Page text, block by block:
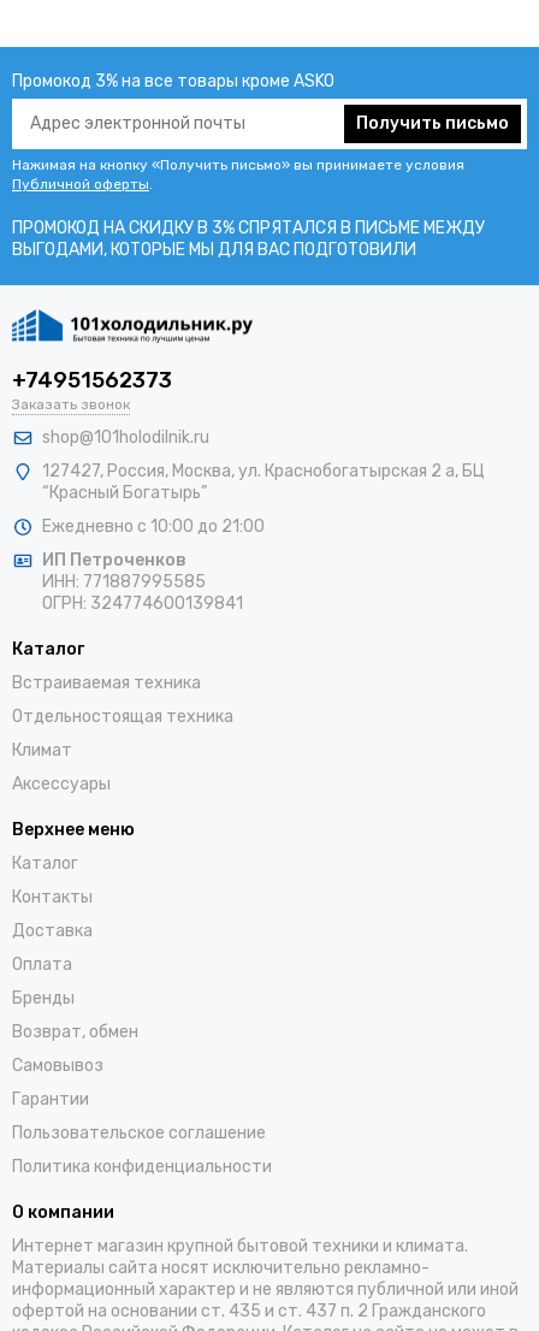
Промокод 3% на все товары кроме ASKO
Получить письмо
Нажимая на кнопку «Получить письмо» вы принимаете условия
Публичной оферты
ПРОМОКОД НА СКИДКУ В 3% СПРЯТАЛСЯ В ПИCЬМЕ МЕЖДУ
ВЫГОДАМИ, КОТОРЫЕ МЫ ДЛЯ ВАС ПОДГОТОВИЛИ
+74951562373
Заказать звонок
shop@101holodilnik.ru
127427, Россия, Москва,ул. Краснобогатырская 2 а, БЦ
“Красный Богатырь”
Ежедневно с 10:00 до 21:00
ИП Петроченков
ИНН: 771887995585
ОГРН: 324774600139841
Каталог
Встраиваемая техника
Отдельностоящая техника
Климат
Аксессуары
Верхнее меню
Каталог
Контакты
Доставка
Оплата
Бренды
Возврат, обмен
Самовывоз
Гарантии
Пользовательское соглашение
Политика конфиденциальности
О компании
Интернет магазин крупной бытовой техники и климата.
Материалы сайта носят исключительно рекламно-
информационный характер и не являются публичной или иной
офертой на основании ст. 435 и ст. 437 п. 2 Гражданского